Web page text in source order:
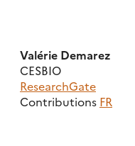
Valérie Demarez
CESBIO
ResearchGate
Contributions FR